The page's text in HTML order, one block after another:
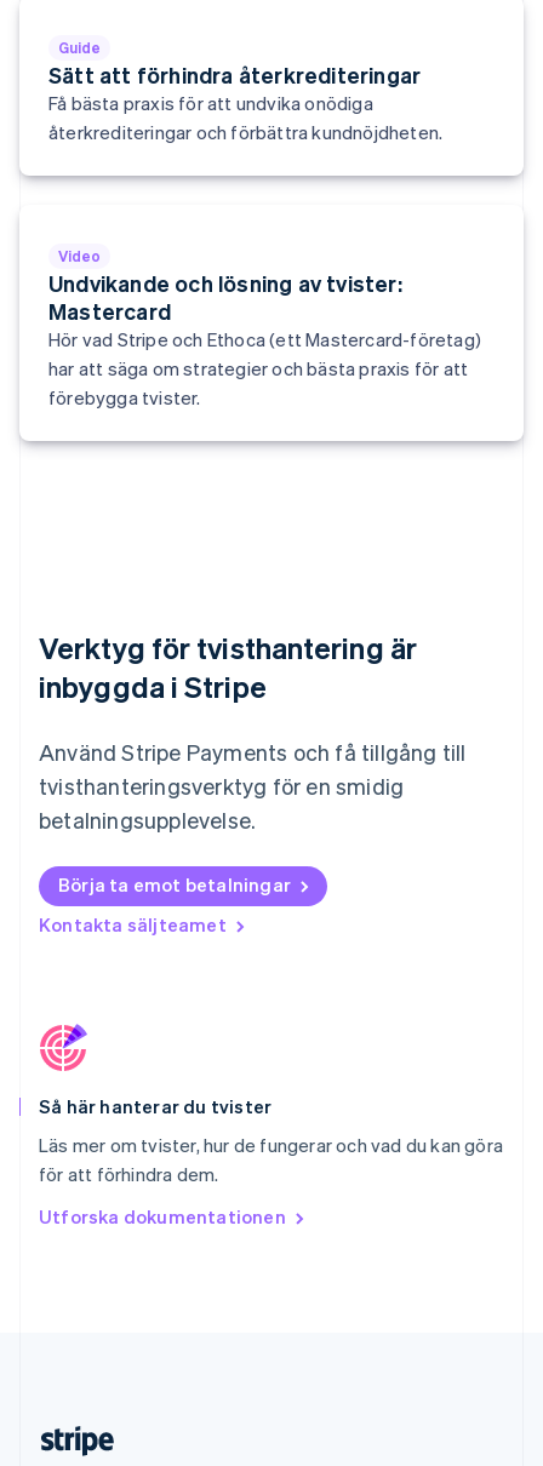
Guide
Sätt att förhindra återkrediteringar
Få bästa praxis för att undvika onödiga
återkrediteringar och förbättra kundnöjdheten.
Video
Undvikande och lösning av tvister:
Mastercard
Hör vad Stripe och Ethoca (ett Mastercard-företag)
har att säga om strategier och bästa praxis för att
förebygga tvister.
Verktyg för tvisthantering är
inbyggda i Stripe
Använd Stripe Payments och få tillgång till
tvisthanteringsverktyg för en smidig
betalningsupplevelse.
Börja ta emot betalningar
Kontakta säljteamet
Så här hanterar du tvister
Läs mer om tvister, hur de fungerar och vad du kan göra
för att förhindra dem.
Utforska dokumentationen
日本語
Kanada
English Français
Kroatien
EnglishItaliano
Litauen
English
Luxemburg
FrançaisDeutschEnglish
Malaysia
English简体中文
English
English
Polen
English
Portugal
Rumänien
English
DeutschFrançaisItalianoEnglish
English简体中文
Slovakien
English
Español
Storbritannien
Sverige
Thailand
ไทยEnglish
English